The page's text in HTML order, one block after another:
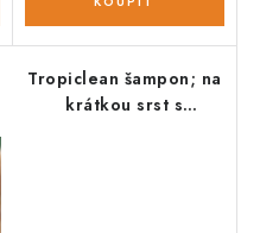
Tropiclean šampon; na
krátkou srst s